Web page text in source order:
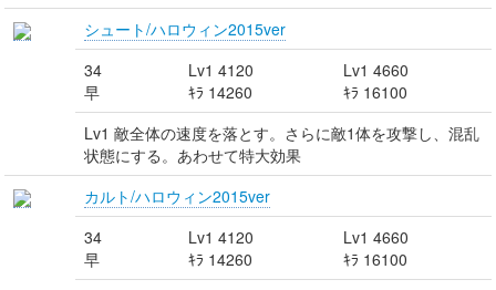
シュート/ハロウィン2015ver
34
早
Lv1 4120
ｷﾗ 14260
Lv1 4660
ｷﾗ 16100
Lv1 敵全体の速度を落とす。さらに敵1体を攻撃し、混乱
状態にする。あわせて特大効果
カルト/ハロウィン2015ver
34
早
Lv1 4120
ｷﾗ 14260
Lv1 4660
ｷﾗ 16100